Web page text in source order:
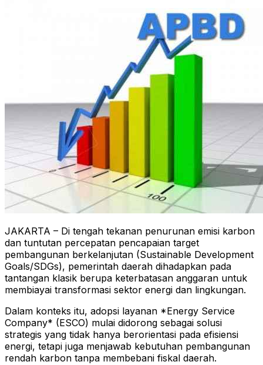
JAKARTA – Di tengah tekanan penurunan emisi karbon
dan tuntutan percepatan pencapaian target
pembangunan berkelanjutan (Sustainable Development
Goals/SDGs), pemerintah daerah dihadapkan pada
tantangan klasik berupa keterbatasan anggaran untuk
membiayai transformasi sektor energi dan lingkungan.
Dalam konteks itu, adopsi layanan *Energy Service
Company* (ESCO) mulai didorong sebagai solusi
strategis yang tidak hanya berorientasi pada efisiensi
energi, tetapi juga menjawab kebutuhan pembangunan
rendah karbon tanpa membebani fiskal daerah.